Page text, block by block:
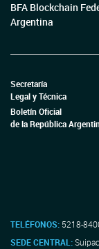
BFA Blockchain
Argentina
Secretaría
Legal y Técnica
Boletín Oficial
de la República
TELÉFONOS: 5218-
SEDE CENTRAL: